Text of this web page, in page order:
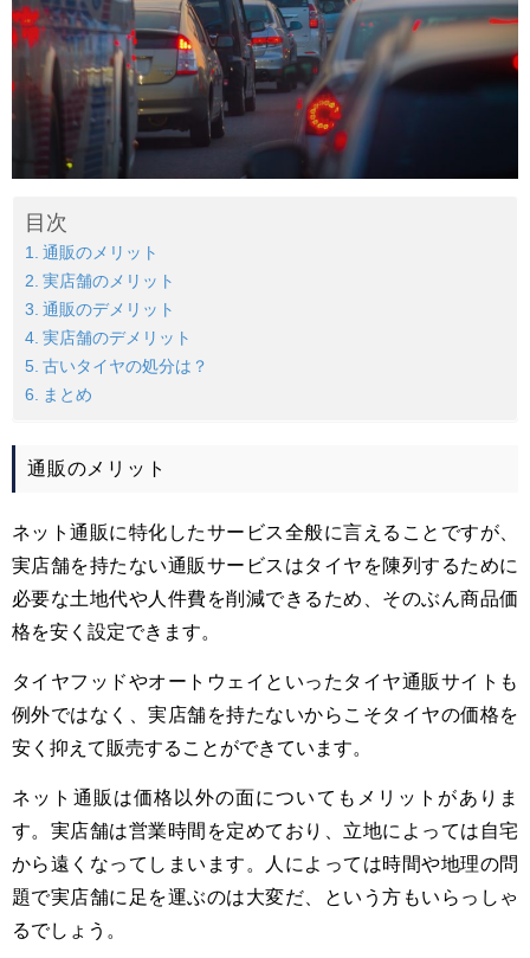
目次
通販のメリット
実店舗のメリット
通販のデメリット
実店舗のデメリット
古いタイヤの処分は？
まとめ
通販のメリット
ネット通販に特化したサービス全般に言えることですが、
実店舗を持たない通販サービスはタイヤを陳列するために
必要な土地代や人件費を削減できるため、そのぶん商品価
格を安く設定できます。
タイヤフッドやオートウェイといったタイヤ通販サイトも
例外ではなく、実店舗を持たないからこそタイヤの価格を
安く抑えて販売することができています。
ネット通販は価格以外の面についてもメリットがありま
す。実店舗は営業時間を定めており、立地によっては自宅
から遠くなってしまいます。人によっては時間や地理の問
題で実店舗に足を運ぶのは大変だ、という方もいらっしゃ
るでしょう。